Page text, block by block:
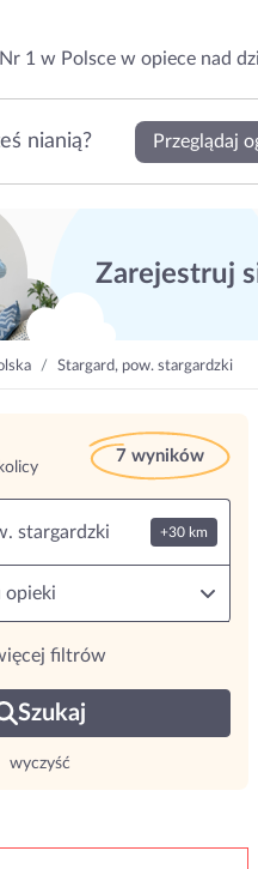
Nr 1 w Polsce w opiece nad
nianią? Przeglądaj
Zarejestruj
Stargard, pow. stargardzki
7 wyników
+30 km
opieki
filtrów
Szukaj
wyczyść